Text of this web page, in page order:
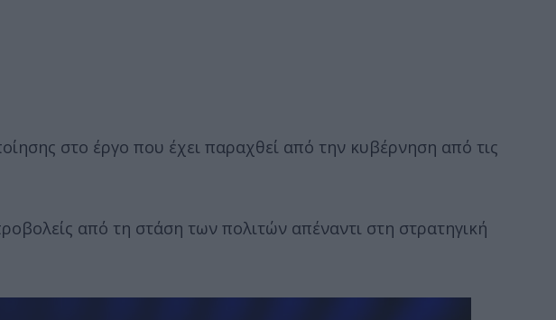
στο έργο που έχει παραχθεί από την κυβέρνηση από τις
από τη στάση των πολιτών απέναντι στη στρατηγική